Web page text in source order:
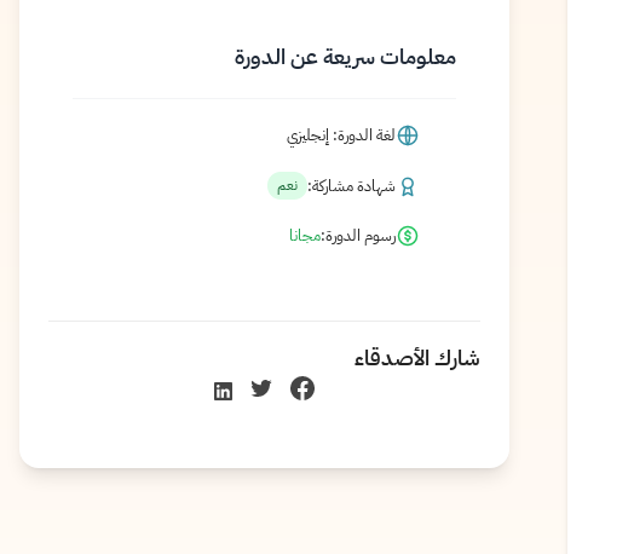
معلومات سريعة عن الدورة
لغة الدورة: إنجليزي
شهادة مشاركة: نعم
رسوم الدورة:مجانا
شارك الأصدقاء